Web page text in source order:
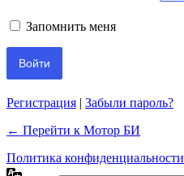
Запомнить меня
Регистрация | Забыли пароль?
← Перейти к Мотор БИ
Политика конфиденциальности